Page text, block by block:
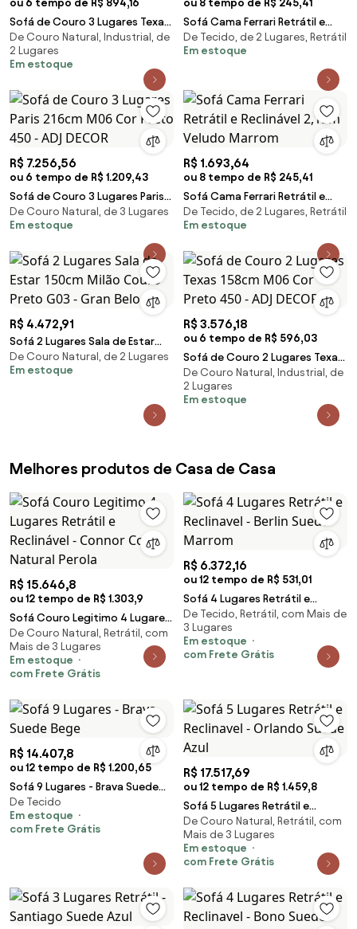
ou 6 tempo de R$ 894,16
Sofá de Couro 3 Lugares Texas
208cm M06 Cor Preto 450 -
ADJ DECOR
De Couro Natural, Industrial, de
2 Lugares
Em estoque
ou 8 tempo de R$ 245,41
Sofá Cama Ferrari Retrátil e
Reclinável 2,15m Veludo Nude
De Tecido, de 2 Lugares, Retrátil
Em estoque
R$ 7.256,56
ou 6 tempo de R$ 1.209,43
Sofá de Couro 3 Lugares Paris
216cm M06 Cor Preto 450 - ADJ
DECOR
De Couro Natural, de 3 Lugares
Em estoque
R$ 1.693,64
ou 8 tempo de R$ 245,41
Sofá Cama Ferrari Retrátil e
Reclinável 2,15m Veludo Marrom
De Tecido, de 2 Lugares, Retrátil
Em estoque
R$ 4.472,91
Sofá 2 Lugares Sala de Estar
150cm Milão Couro Preto G03 -
Gran Belo
De Couro Natural, de 2 Lugares
Em estoque
R$ 3.576,18
ou 6 tempo de R$ 596,03
Sofá de Couro 2 Lugares Texas
158cm M06 Cor Preto 450 - ADJ
DECOR
De Couro Natural, Industrial, de
2 Lugares
Em estoque
Melhores produtos de Casa de Casa
R$ 15.646,8
ou 12 tempo de R$ 1.303,9
Sofá Couro Legitimo 4 Lugares
Retrátil e Reclinável - Connor
Couro Natural Perola
De Couro Natural, Retrátil, com
Mais de 3 Lugares
Em estoque
com Frete Grátis
R$ 6.372,16
ou 12 tempo de R$ 531,01
Sofá 4 Lugares Retrátil e
Reclinavel - Berlin Suede
Marrom
De Tecido, Retrátil, com Mais de
3 Lugares
Em estoque
com Frete Grátis
R$ 14.407,8
ou 12 tempo de R$ 1.200,65
Sofá 9 Lugares - Brava Suede
Bege
De Tecido
Em estoque
com Frete Grátis
R$ 17.517,69
ou 12 tempo de R$ 1.459,8
Sofá 5 Lugares Retrátil e
Reclinavel - Orlando Suede Azul
De Couro Natural, Retrátil, com
Mais de 3 Lugares
Em estoque
com Frete Grátis